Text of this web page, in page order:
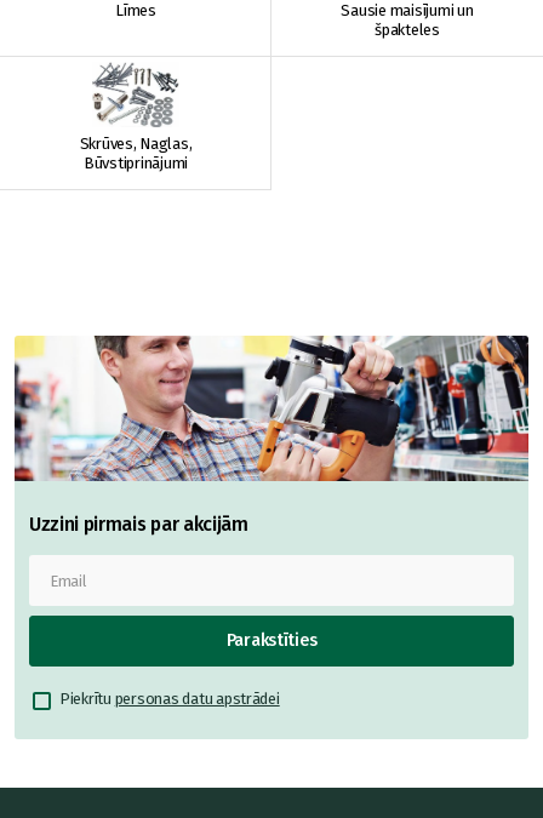
Līmes
Sausie maisījumi un
špakteles
Skrūves, Naglas,
Būvstiprinājumi
Uzzini pirmais par akcijām
Parakstīties
Piekrītu personas datu apstrādei